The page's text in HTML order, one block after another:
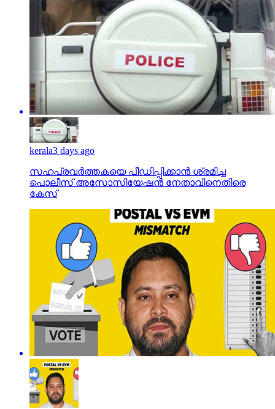
kerala3 days ago
സഹപ്രവര്‍ത്തകയെ പീഡിപ്പിക്കാന്‍ ശ്രമിച്ച
പൊലീസ് അസോസിയേഷന്‍ നേതാവിനെതിരെ
കേസ്